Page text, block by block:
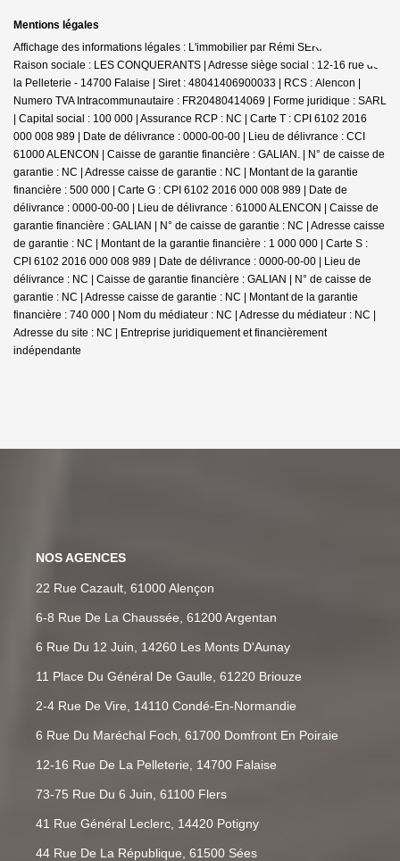
Mentions légales
Affichage des informations légales : L'immobilier par Rémi SERAIS - Falaise |
Raison sociale : LES CONQUERANTS | Adresse siège social : 12-16 rue de
la Pelleterie - 14700 Falaise | Siret : 48041406900033 | RCS : Alencon |
Numero TVA Intracommunautaire : FR20480414069 | Forme juridique : SARL
| Capital social : 100 000 | Assurance RCP : NC | Carte T : CPI 6102 2016
000 008 989 | Date de délivrance : 0000-00-00 | Lieu de délivrance : CCI
61000 ALENCON | Caisse de garantie financière : GALIAN. | N° de caisse de
garantie : NC | Adresse caisse de garantie : NC | Montant de la garantie
financière : 500 000 | Carte G : CPI 6102 2016 000 008 989 | Date de
délivrance : 0000-00-00 | Lieu de délivrance : 61000 ALENCON | Caisse de
garantie financière : GALIAN | N° de caisse de garantie : NC | Adresse caisse
de garantie : NC | Montant de la garantie financière : 1 000 000 | Carte S :
CPI 6102 2016 000 008 989 | Date de délivrance : 0000-00-00 | Lieu de
délivrance : NC | Caisse de garantie financière : GALIAN | N° de caisse de
garantie : NC | Adresse caisse de garantie : NC | Montant de la garantie
financière : 740 000 | Nom du médiateur : NC | Adresse du médiateur : NC |
Adresse du site : NC | Entreprise juridiquement et financièrement
indépendante
NOS AGENCES
22 Rue Cazault, 61000 Alençon
6-8 Rue De La Chaussée, 61200 Argentan
6 Rue Du 12 Juin, 14260 Les Monts D'Aunay
11 Place Du Général De Gaulle, 61220 Briouze
2-4 Rue De Vire, 14110 Condé-En-Normandie
6 Rue Du Maréchal Foch, 61700 Domfront En Poiraie
12-16 Rue De La Pelleterie, 14700 Falaise
73-75 Rue Du 6 Juin, 61100 Flers
41 Rue Général Leclerc, 14420 Potigny
44 Rue De La République, 61500 Sées